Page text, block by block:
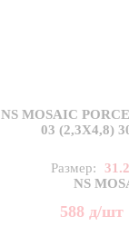
NS MOSAIC
03 (2,3X4,8)
Размер:
NS
588 д/шт